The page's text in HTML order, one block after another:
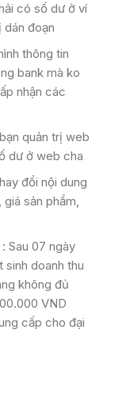
có số dư ở ví
đoạn
thông tin
bank mà ko
nhận các
quản trị web
dư ở web cha
đổi nội dung
sản phẩm,
Sau 07 ngày
doanh thu
không đủ
VND
cấp cho đại